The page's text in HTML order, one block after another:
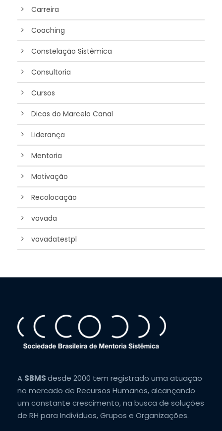
Carreira
Coaching
Constelação Sistêmica
Consultoria
Cursos
Dicas do Marcelo Canal
Liderança
Mentoria
Motivação
Recolocação
vavada
vavadatestpl
A SBMSdesde 2000 tem registrado uma atuação
no mercado de Recursos Humanos, alcançando
um constante crescimento, na busca de soluções
de RH para Indivíduos, Grupos e Organizações.